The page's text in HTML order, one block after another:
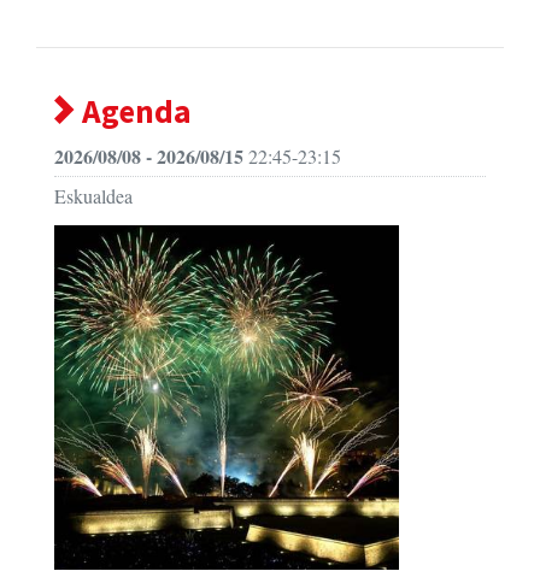
Agenda
2026/08/08 - 2026/08/1522:45-23:15
Eskualdea